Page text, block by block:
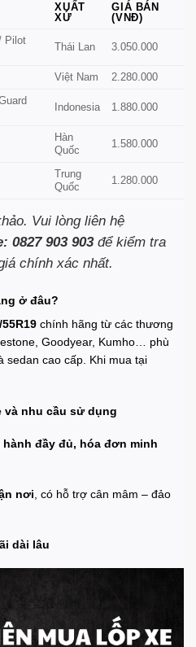
XUẤT
XỨ
GIÁ BÁN
(VNĐ)
Pilot
Thái Lan 3.050.000
Việt Nam 2.280.000
Indonesia 1.880.000
Hàn
Quốc
1.580.000
Trung
Quốc
1.280.000
Vui lòng liên hệ
0827 903 903để kiểm tra
chính xác nhất.
ở đâu?
chính hãng từ các thương
Goodyear, Kumho… phù
sedan cao cấp. Khi mua tại
và nhu cầu sử dụng
hành đầy đủ, hóa đơn minh
nơi , có hỗ trợ cân mâm – đảo
dài lâu